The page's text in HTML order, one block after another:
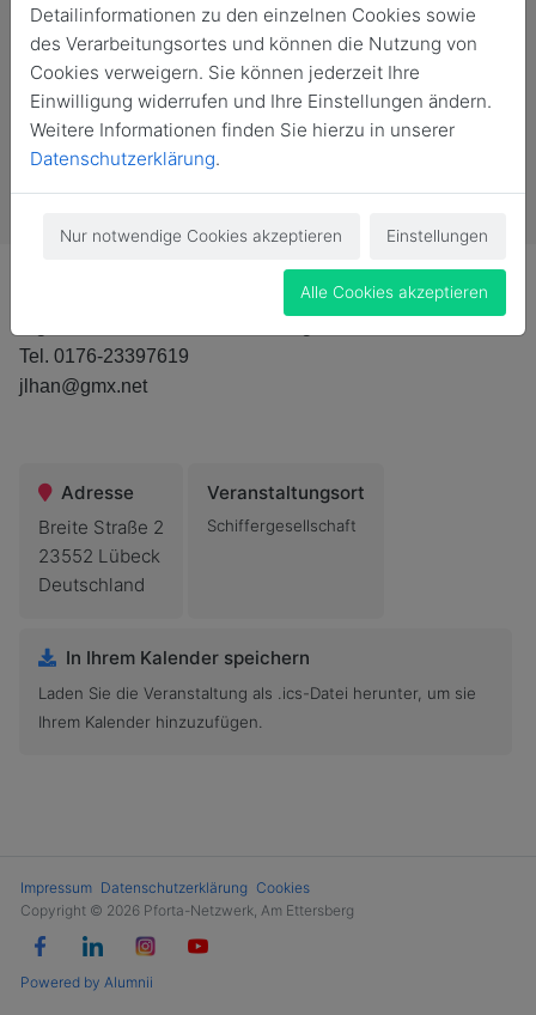
Vergangene Veranstaltung
Tel. 0176-23397619
jlhan@gmx.net
Adresse
Breite Straße 2
23552 Lübeck
Deutschland
Veranstaltungsort
Schiffergesellschaft
In Ihrem Kalender speichern
Laden Sie die Veranstaltung als .ics-Datei herunter, um sie
Ihrem Kalender hinzuzufügen.
Detailinformationen zu den einzelnen Cookies sowie
des Verarbeitungsortes und können die Nutzung von
Cookies verweigern. Sie können jederzeit Ihre
Einwilligung widerrufen und Ihre Einstellungen ändern.
Weitere Informationen finden Sie hierzu in unserer
Datenschutzerklärung.
Nur notwendige Cookies akzeptieren Einstellungen
Alle Cookies akzeptieren
Impressum Datenschutzerklärung Cookies
Copyright © 2026 Pforta-Netzwerk, Am Ettersberg
Powered by Alumnii